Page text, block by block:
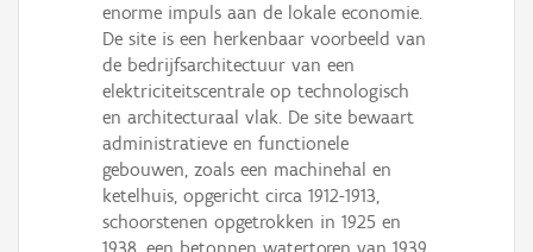
enorme impuls aan de lokale economie.
De site is een herkenbaar voorbeeld van
de bedrijfsarchitectuur van een
elektriciteitscentrale op technologisch
en architecturaal vlak. De site bewaart
administratieve en functionele
gebouwen, zoals een machinehal en
ketelhuis, opgericht circa 1912-1913,
schoorstenen opgetrokken in 1925 en